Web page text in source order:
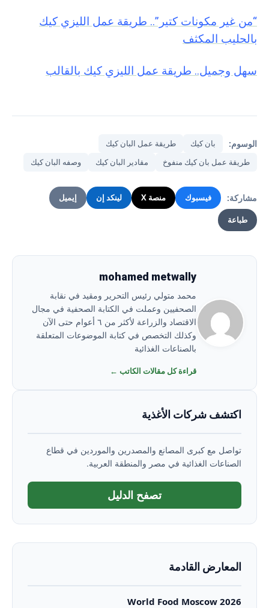
“من غير مكونات كتير”.. طريقة عمل الليزي كيك
بالحليب المكثف
سهل وجميل.. طريقة عمل الليزي كيك بالقالب
الوسوم: بان كيك
طريقة عمل البان كيك
طريقة عمل بان كيك منفوخ
مقادير البان كيك وصفه البان كيك
مشاركة: فيسبوك منصة X لينكد إن إيميل
طباعة
mohamed metwally
محمد متولي رئيس التحرير ومقيد في نقابة
الصحفيين وعملت في الكتابة الصحفية في مجال
الاقتصاد والزراعة لأكثر من ٦ أعوام حتى الآن
وكذلك التخصص في كتابة الموضوعات المتعلقة
بالصناعات الغذائية
قراءة كل مقالات الكاتب ←
اكتشف شركات الأغذية
تواصل مع كبرى المصانع والمصدرين والموردين في قطاع
الصناعات الغذائية في مصر والمنطقة العربية.
تصفح الدليل
المعارض القادمة
World Food Moscow 2026